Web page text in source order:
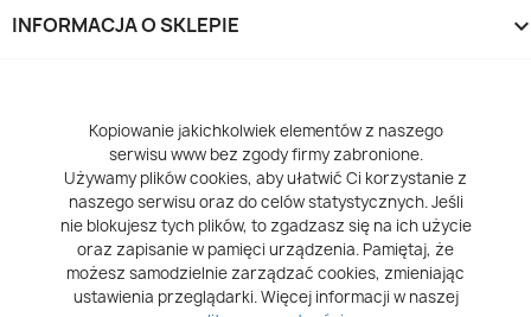
INFORMACJA O SKLEPIE
Kopiowanie jakichkolwiek elementów z naszego
serwisu www bez zgody firmy zabronione.
Używamy plików cookies, aby ułatwić Ci korzystanie z
naszego serwisu oraz do celów statystycznych. Jeśli
nie blokujesz tych plików, to zgadzasz się na ich użycie
oraz zapisanie w pamięci urządzenia. Pamiętaj, że
możesz samodzielnie zarządzać cookies, zmieniając
ustawienia przeglądarki. Więcej informacji w naszej